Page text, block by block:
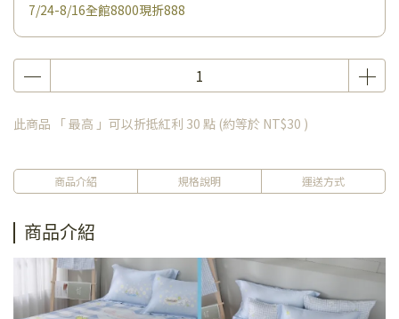
7/24-8/16全館8800現折888
此商品 「 最高 」可以折抵紅利 30 點 (約等於 NT$30 )
商品介紹 規格說明 運送方式
商品介紹